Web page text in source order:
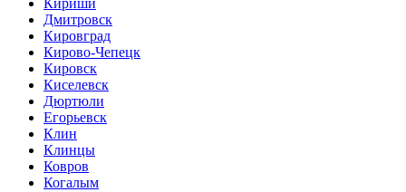
Дмитровск
Кировград
Кирово-Чепецк
Кировск
Киселевск
Дюртюли
Егорьевск
Клин
Клинцы
Ковров
Когалым